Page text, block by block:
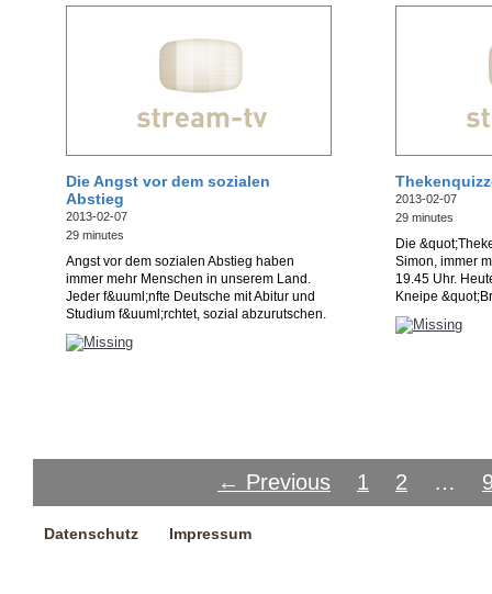
Die Angst vor dem sozialen
Abstieg
2013-02-07
29 minutes
Angst vor dem sozialen Abstieg haben
immer mehr Menschen in unserem Land.
Jeder f&uuml;nfte Deutsche mit Abitur und
Studium f&uuml;rchtet, sozial abzurutschen.
2013-02-07
29 minutes
Die
Simon, immer
19.45 Uhr.
Kneipe
← Previous 1 2 …
Datenschutz Impressum